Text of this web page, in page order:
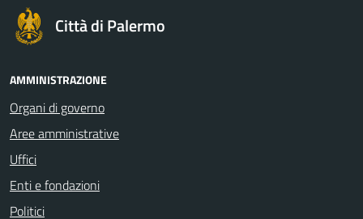
Città di Palermo
AMMINISTRAZIONE
Organi di governo
Aree amministrative
Uffici
Enti e fondazioni
Politici